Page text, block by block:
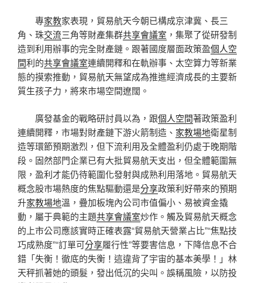
專家教家表現，貿易航天今朝已構成京津冀、長三
角、珠交流三角等財產集群共享會議室 ，集聚了從研發制
造到利用辦事的完全財產鏈。跟著國度層面政策盈個人空
間利的共享會議室連續開釋和在軌辦事、太空算力等新業
態的摸索推動，貿易航天無望成為推進經濟成長的主要新
質生孩子力，將來市場空間遼闊。
廣發基金的戰略研討員以為，跟個人空間著政策盈利
連續開釋，市場對財產鏈下游火箭制造、 家教場地衛星制
造等環節預期激烈，但下流利用及全體盈利仍處于晚期階
段。固然部門企業已有大批貿易航天支出，但全體範圍無
限，盈利才能仍待範圍化發射與成熟利用落地。貿易航天
概念股市場熱度的焦點驅動還是分享政策利好帶來的預期
升家教場地溫，疊加板塊內公司市值偏小、易被資金撬
動，屬于典範的主題共享會議室炒作。觸及貿易航天概念
的上市公司應該實時正確表露“貿易航天營業占比”“焦點技
巧成熟度”“訂單可分享履行性”等要害信息，下降信息不合
錯「失衡！徹底的失衡！這違背了宇宙的基本美學！」林
天秤抓著她的頭髮，發出低沉的尖叫。誤稱風險，以防投